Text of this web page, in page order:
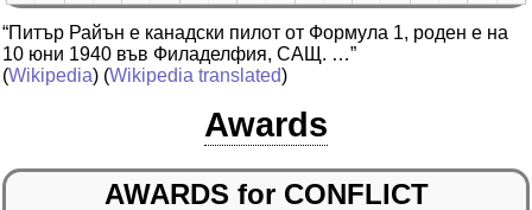
“Питър Райън е канадски пилот от Формула 1, роден е на
10 юни 1940 във Филаделфия, САЩ. …”
(Wikipedia) (Wikipedia translated)
Awards
AWARDS for CONFLICT